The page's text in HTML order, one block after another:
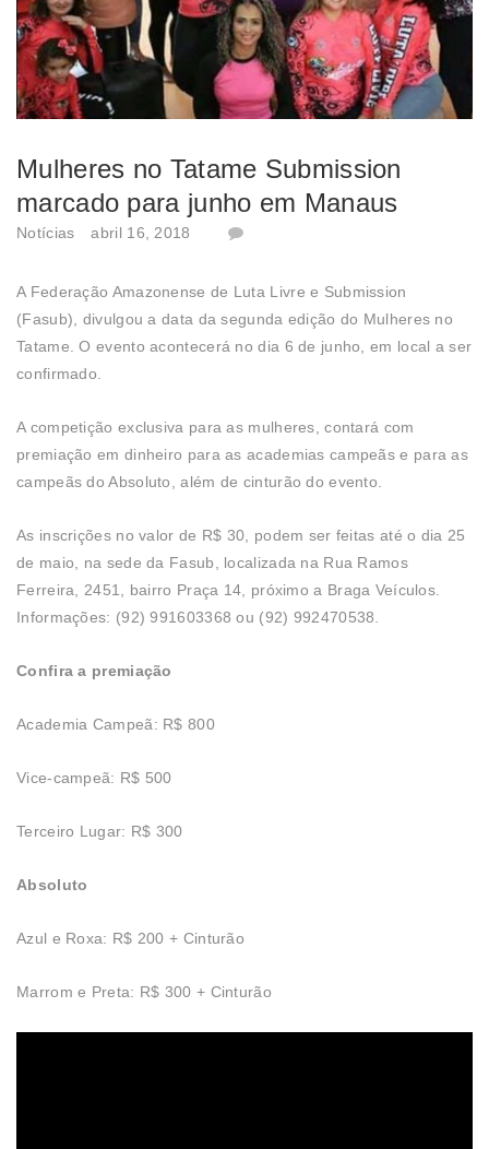
Mulheres no Tatame Submission
marcado para junho em Manaus
Notícias abril 16, 2018
A Federação Amazonense de Luta Livre e Submission
(Fasub), divulgou a data da segunda edição do Mulheres no
Tatame. O evento acontecerá no dia 6 de junho, em local a ser
confirmado.
A competição exclusiva para as mulheres, contará com
premiação em dinheiro para as academias campeãs e para as
campeãs do Absoluto, além de cinturão do evento.
As inscrições no valor de R$ 30, podem ser feitas até o dia 25
de maio, na sede da Fasub, localizada na Rua Ramos
Ferreira, 2451, bairro Praça 14, próximo a Braga Veículos.
Informações: (92) 991603368 ou (92) 992470538.
Confira a premiação
Academia Campeã: R$ 800
Vice-campeã: R$ 500
Terceiro Lugar: R$ 300
Absoluto
Azul e Roxa: R$ 200 + Cinturão
Marrom e Preta: R$ 300 + Cinturão